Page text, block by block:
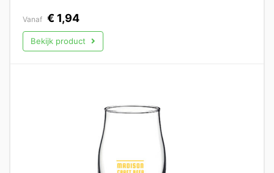
Vanaf € 1,94
Bekijk product